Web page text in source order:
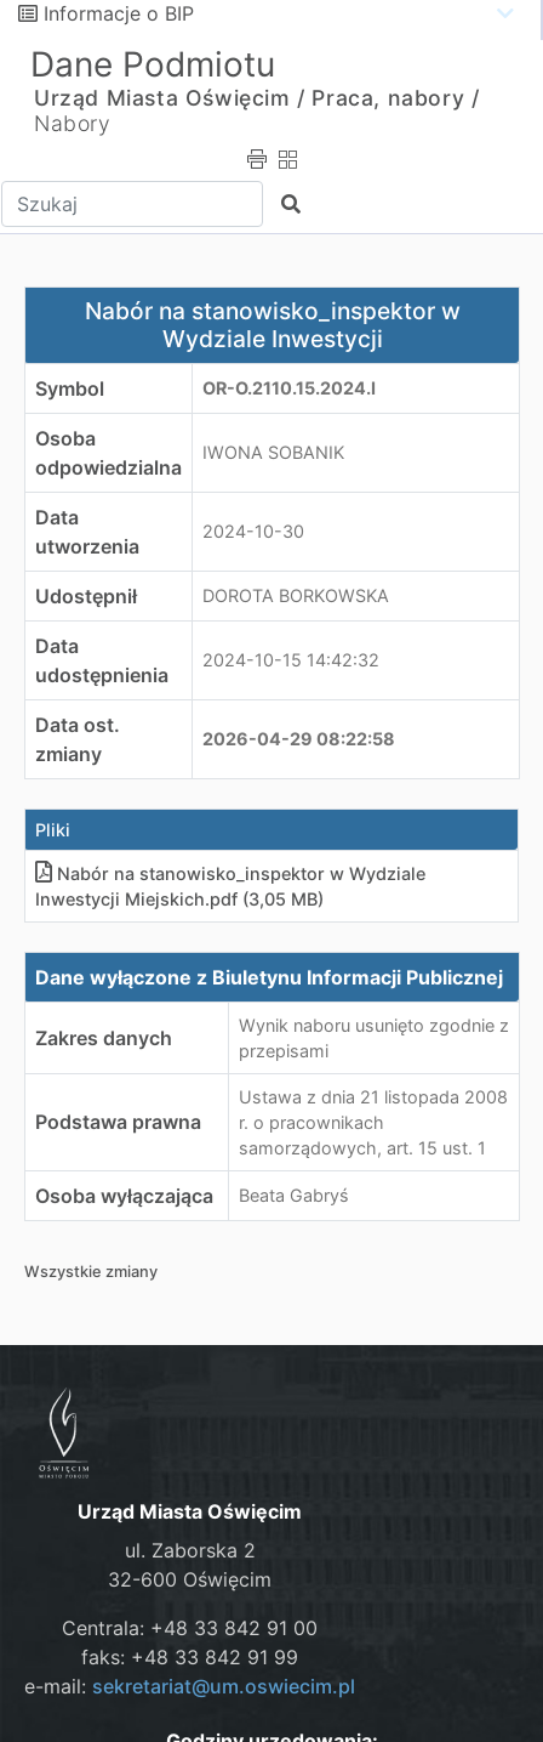
Informacje o BIP
Dane Podmiotu
Urząd Miasta Oświęcim / Praca, nabory /
Nabory
Wpisz tekst do wyszukania Szukaj
Nabór na stanowisko_inspektor w Wydziale Inwestycji
Nabór na stanowisko_inspektor w
Wydziale Inwestycji
Symbol OR-O.2110.15.2024.I
Osoba
odpowiedzialna
IWONA SOBANIK
Data
utworzenia
2024-10-30
Udostępnił DOROTA BORKOWSKA
Data
udostępnienia
2024-10-15 14:42:32
Data ost.
zmiany
2026-04-29 08:22:58
Pliki
Nabór na stanowisko_inspektor w Wydziale
Inwestycji Miejskich.pdf (3,05 MB)
Dane wyłączone z Biuletynu Informacji Publicznej
Dane wyłączone z Biuletynu Informacji Publicznej
Zakres danych
Wynik naboru usunięto zgodnie z
przepisami
Podstawa prawna
Ustawa z dnia 21 listopada 2008
r. o pracownikach
samorządowych, art. 15 ust. 1
Osoba wyłączająca Beata Gabryś
Wszystkie zmiany
Urząd Miasta Oświęcim
ul. Zaborska 2
32-600 Oświęcim
Centrala: +48 33 842 91 00
faks: +48 33 842 91 99
e-mail: sekretariat@um.oswiecim.pl